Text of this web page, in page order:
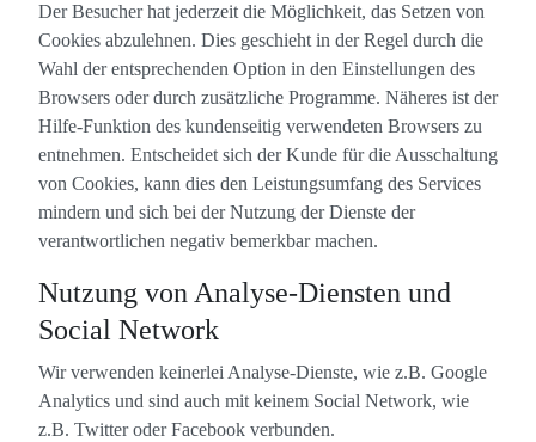
Der Besucher hat jederzeit die Möglichkeit, das Setzen von
Cookies abzulehnen. Dies geschieht in der Regel durch die
Wahl der entsprechenden Option in den Einstellungen des
Browsers oder durch zusätzliche Programme. Näheres ist der
Hilfe-Funktion des kundenseitig verwendeten Browsers zu
entnehmen. Entscheidet sich der Kunde für die Ausschaltung
von Cookies, kann dies den Leistungsumfang des Services
mindern und sich bei der Nutzung der Dienste der
verantwortlichen negativ bemerkbar machen.
Nutzung von Analyse-Diensten und
Social Network
Wir verwenden keinerlei Analyse-Dienste, wie z.B. Google
Analytics und sind auch mit keinem Social Network, wie
z.B. Twitter oder Facebook verbunden.